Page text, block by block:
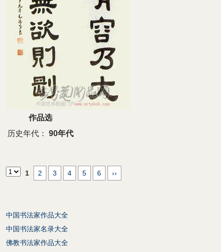
作品选
历史年代：
90年代
1 2 3 4 5 6 ››
中国书法家作品大全
中国书法家名录大全
佛教书法家作品大全